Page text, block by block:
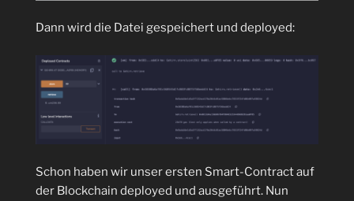
Dann wird die Datei gespeichert und deployed:
Schon haben wir unser ersten Smart-Contract auf
der Blockchain deployed und ausgeführt. Nun